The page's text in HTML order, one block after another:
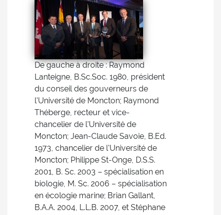
De gauche à droite : Raymond
Lanteigne, B.Sc.Soc. 1980, président
du conseil des gouverneurs de
l'Université de Moncton; Raymond
Théberge, recteur et vice-
chancelier de l'Université de
Moncton; Jean-Claude Savoie, B.Ed.
1973, chancelier de l'Université de
Moncton; Philippe St-Onge, D.S.S.
2001, B. Sc. 2003 – spécialisation en
biologie, M. Sc. 2006 – spécialisation
en écologie marine; Brian Gallant,
B.A.A. 2004, L.L.B. 2007, et Stéphane